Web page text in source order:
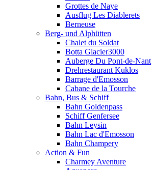
Grottes de Naye
Ausflug Les Diablerets
Berneuse
Berg- und Alphütten
Chalet du Soldat
Botta Glacier3000
Auberge Du Pont-de-Nant
Drehrestaurant Kuklos
Barrage d'Emosson
Cabane de la Tourche
Bahn, Bus & Schiff
Bahn Goldenpass
Schiff Genfersee
Bahn Leysin
Bahn Lac d'Emosson
Bahn Champery
Action & Fun
Charmey Aventure